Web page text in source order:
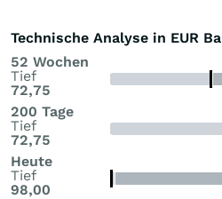
Technische Analyse in EUR
52 Wochen
Tief
72,75
200 Tage
Tief
72,75
Heute
Tief
98,00